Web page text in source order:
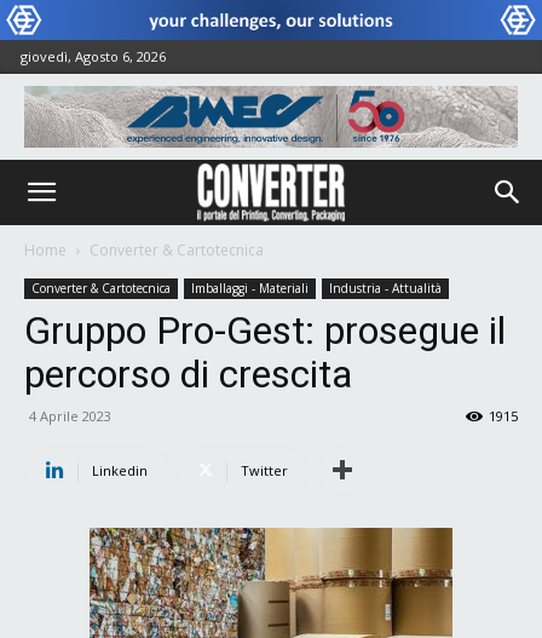
giovedì, Agosto 6, 2026
Home Converter & Cartotecnica
Converter & Cartotecnica Imballaggi - Materiali Industria - Attualità
Gruppo Pro-Gest: prosegue il
percorso di crescita
4 Aprile 2023 1915
Linkedin Twitter